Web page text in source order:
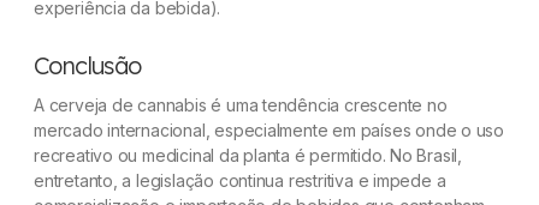
experiência da bebida).
Conclusão
A cerveja de cannabis é uma tendência crescente no
mercado internacional, especialmente em países onde o uso
recreativo ou medicinal da planta é permitido. No Brasil,
entretanto, a legislação continua restritiva e impede a